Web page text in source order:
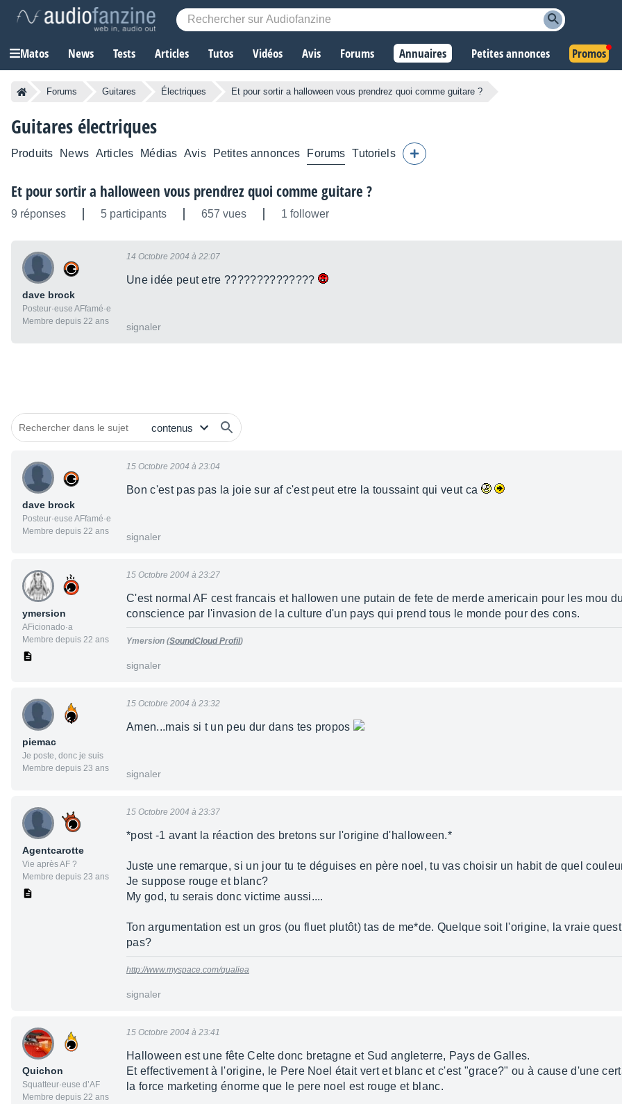
Matos News Tests Articles Tutos Vidéos Avis Forums Annuaires Petites annonces Promos
Forums Guitares Électriques Et pour sortir a halloween vous prendrez quoi comme guitare ?
Guitares électriques
Produits News Articles Médias Avis Petites annonces Forums Tutoriels
Et pour sortir a halloween vous prendrez quoi comme guitare ?
9 réponses 5 participants 657 vues 1 follower
dave brock
Posteur·euse AFfamé·e
Membre depuis 22 ans
14 Octobre 2004 à 22:07
Une idée peut etre ??????????????
signaler
dave brock
Posteur·euse AFfamé·e
Membre depuis 22 ans
15 Octobre 2004 à 23:04
Bon c'est pas pas la joie sur af c'est peut etre la toussaint qui veut ca
signaler
ymersion
AFicionado·a
Membre depuis 22 ans
15 Octobre 2004 à 23:27
C'est normal AF cest francais et hallowen une putain de fete de merde americain pour les mou
conscience par l'invasion de la culture d'un pays qui prend tous le monde pour des cons.
Ymersion (SoundCloud Profil)
signaler
piemac
Je poste, donc je suis
Membre depuis 23 ans
15 Octobre 2004 à 23:32
Amen...mais si t un peu dur dans tes propos
signaler
Agentcarotte
Vie après AF ?
Membre depuis 23 ans
15 Octobre 2004 à 23:37
*post -1 avant la réaction des bretons sur l'origine d'halloween.*
Juste une remarque, si un jour tu te déguises en père noel, tu vas choisir un habit de quel
Je suppose rouge et blanc?
My god, tu serais donc victime aussi....
Ton argumentation est un gros (ou fluet plutôt) tas de me*de. Quelque soit l'origine, la vraie
pas?
http://www.myspace.com/qualiea
signaler
Quichon
Squatteur·euse d’AF
Membre depuis 22 ans
15 Octobre 2004 à 23:41
Halloween est une fête Celte donc bretagne et Sud angleterre, Pays de Galles.
Et effectivement à l'origine, le Pere Noel était vert et blanc et c'est "grace?" ou à cause d'une
la force marketing énorme que le pere noel est rouge et blanc.